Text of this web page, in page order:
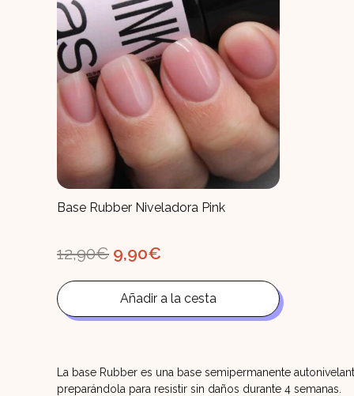
Base Rubber Niveladora Pink
12,90€ El
precio
original
era:
12,90€.
9,90€
actual
es:
9,90€.
Añadir a la cesta
La base Rubber es una base semipermanente
preparándola para resistir sin daños durante 4 semanas.